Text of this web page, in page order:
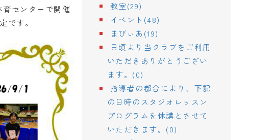
センターで開催
です。
教室(29)
イベント(48)
まびぃあ(19)
日頃より当クラブをご利用
いただきありがとうござい
ます。(0)
指導者の都合により、下記
の日時のスタジオレッスン
プログラムを休講とさせて
いただきます。(0)